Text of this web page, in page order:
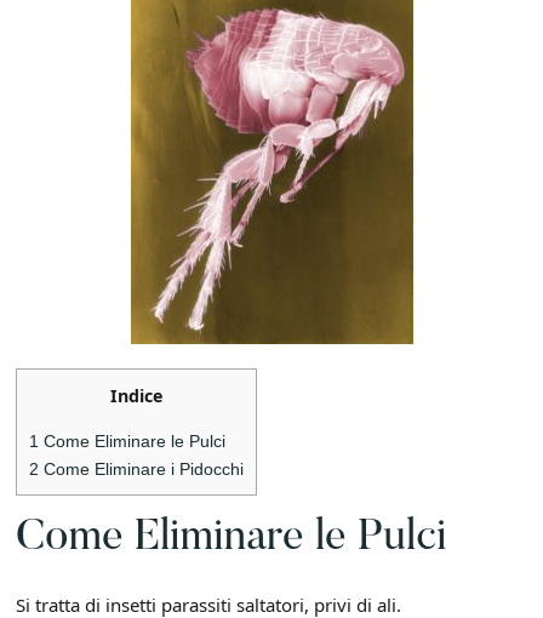
Indice
1 Come Eliminare le Pulci
2 Come Eliminare i Pidocchi
Come Eliminare le Pulci
Si tratta di insetti parassiti saltatori, privi di ali.